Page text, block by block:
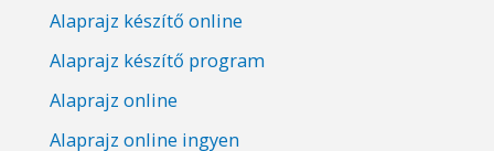
Alaprajz készítő online
Alaprajz készítő program
Alaprajz online
Alaprajz online ingyen